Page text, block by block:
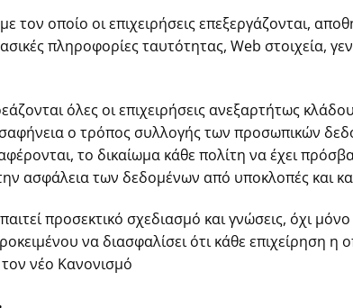
τον οποίο οι επιχειρήσεις επεξεργάζονται,
πληροφορίες ταυτότητας, Web στοιχεία,
όλες οι επιχειρήσεις ανεξαρτήτως
ο τρόπος συλλογής των προσωπικών
το δικαίωμα κάθε πολίτη να έχει
ασφάλεια των δεδομένων από υποκλοπές και
προσεκτικό σχεδιασμό και γνώσεις, όχι
να διασφαλίσει ότι κάθε επιχείρηση η
νέο Κανονισμό